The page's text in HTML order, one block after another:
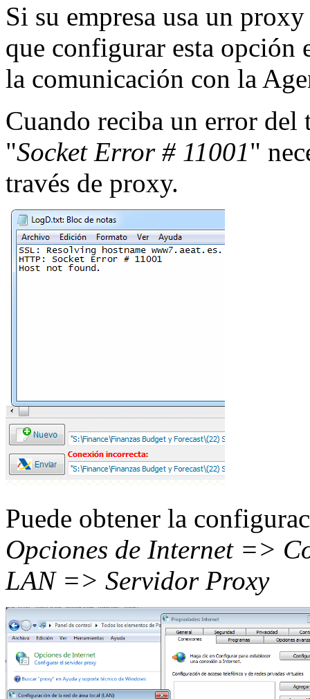
Si su empresa usa un
que configurar esta opción
la comunicación con la
Cuando reciba un error del
"Socket Error # 11001"
través de proxy.
Puede obtener la
Opciones de Internet =>
LAN => Servidor Proxy